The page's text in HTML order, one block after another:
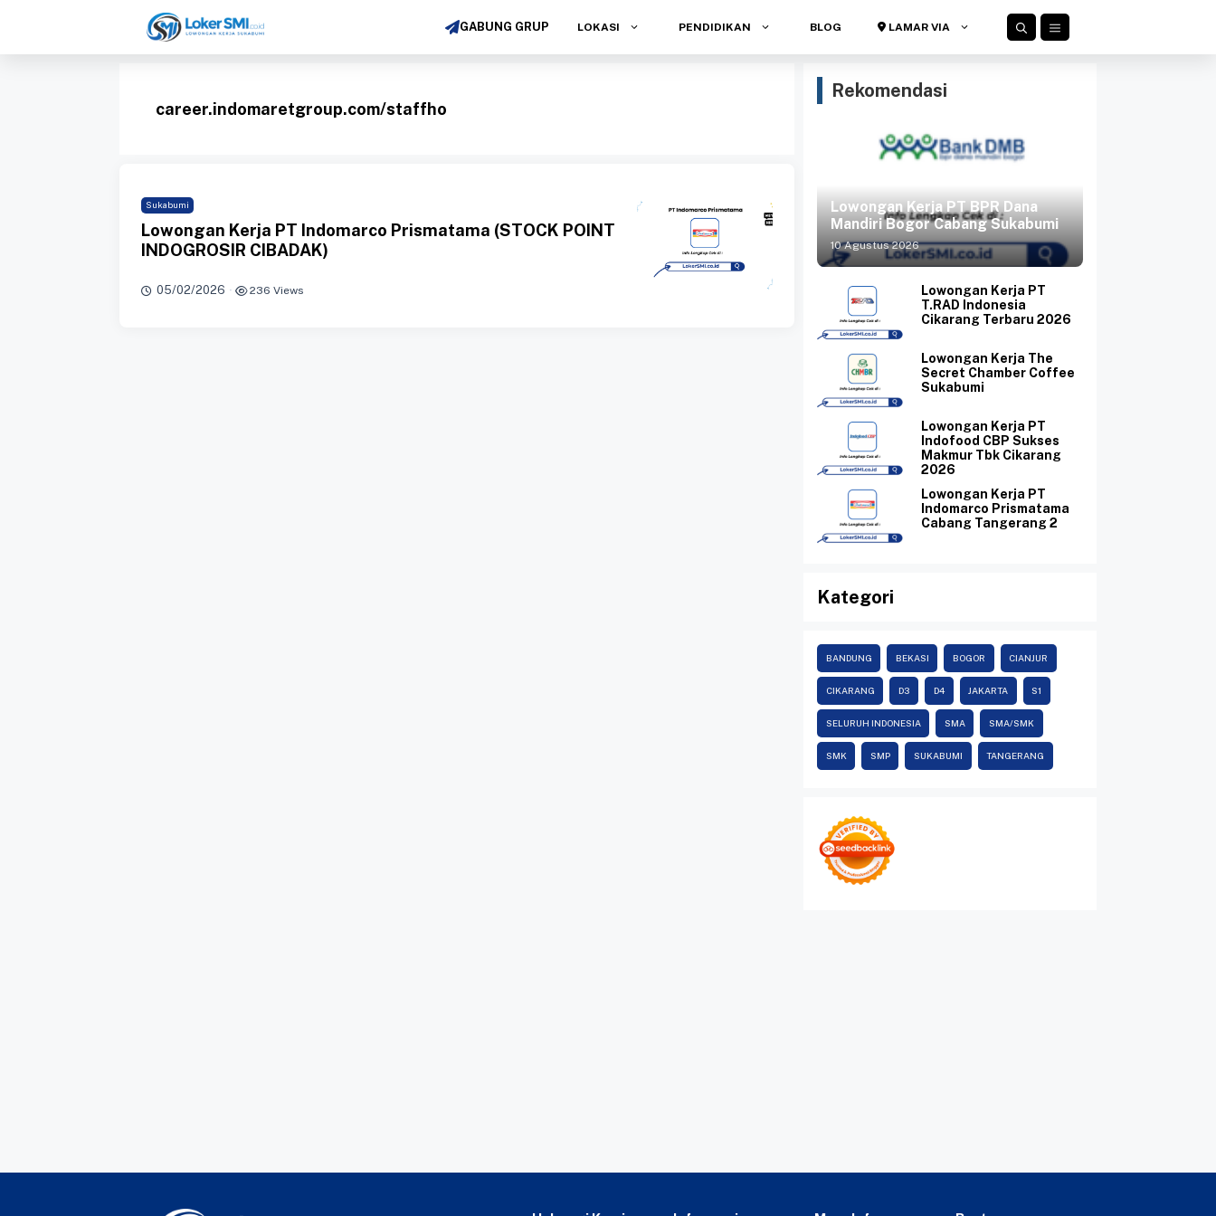
isi
GABUNG GRUP LOKASI PENDIDIKAN BLOG LAMAR VIA
career.indomaretgroup.com/staffho
Sukabumi
Lowongan Kerja PT Indomarco Prismatama (STOCK POINT
INDOGROSIR CIBADAK)
05/02/2026 · 236 Views
Rekomendasi
Lowongan Kerja PT BPR Dana
Mandiri Bogor Cabang Sukabumi
10 Agustus 2026
Lowongan Kerja PT
T.RAD Indonesia
Cikarang Terbaru 2026
Lowongan Kerja The
Secret Chamber Coffee
Sukabumi
Lowongan Kerja PT
Indofood CBP Sukses
Makmur Tbk Cikarang
2026
Lowongan Kerja PT
Indomarco Prismatama
Cabang Tangerang 2
Kategori
BANDUNG BEKASI BOGOR CIANJUR
CIKARANG D3 D4 JAKARTA S1
SELURUH INDONESIA SMA SMA/SMK
SMK SMP SUKABUMI TANGERANG